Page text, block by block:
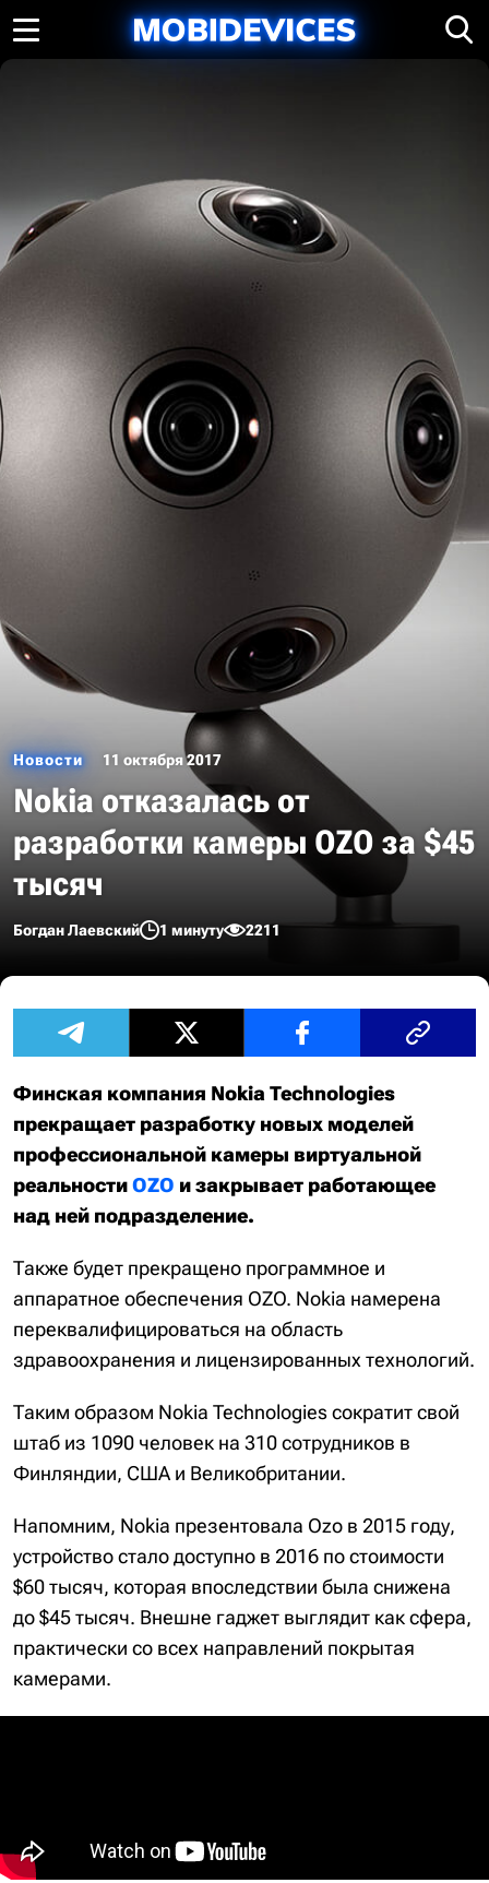
Новости 11 октября 2017
Nokia отказалась от
разработки камеры OZO за $45
тысяч
Богдан Лаевский 1 минуту 2211
Финская компания Nokia Technologies
прекращает разработку новых моделей
профессиональной камеры виртуальной
реальностиOZO и закрывает работающее
над ней подразделение.
Также будет прекращено программное и
аппаратное обеспечения OZO. Nokia намерена
переквалифицироваться на область
здравоохранения и лицензированных технологий.
Таким образом Nokia Technologies сократит свой
штаб из 1090 человек на 310 сотрудников в
Финляндии, США и Великобритании.
Напомним, Nokia презентовала Ozo в 2015 году,
устройство стало доступно в 2016 по стоимости
$60 тысяч, которая впоследствии была снижена
до $45 тысяч. Внешне гаджет выглядит как сфера,
практически со всех направлений покрытая
камерами.